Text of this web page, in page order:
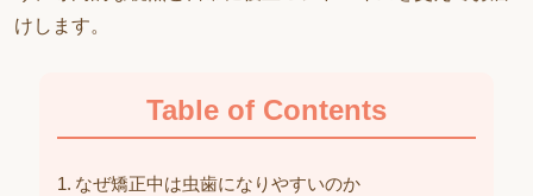
けします。
Table of Contents
なぜ矯正中は虫歯になりやすいのか